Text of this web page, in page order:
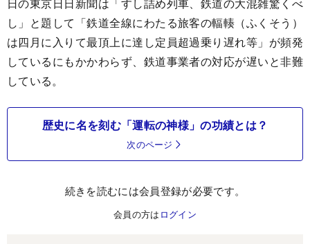
し」と題して「鉄道全線にわたる旅客の輻輳（ふくそう）
は四月に入りて最頂上に達し定員超過乗り遅れ等」が頻発
しているにもかかわらず、鉄道事業者の対応が遅いと非難
している。
歴史に名を刻む「運転の神様」の功績とは？
次のページ
続きを読むには会員登録が必要です。
会員の方は ログイン